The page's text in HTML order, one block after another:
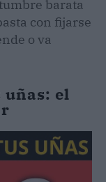
barata
con fijarse
o va
uñas: el